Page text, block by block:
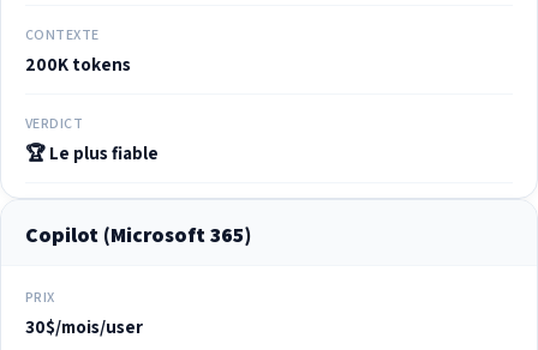
CONTEXTE
200K tokens
VERDICT
🏆 Le plus fiable
Copilot (Microsoft 365)
PRIX
30$/mois/user